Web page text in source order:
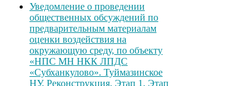
Уведомление о проведении
общественных обсуждений по
предварительным материалам
оценки воздействия на
окружающую среду, по объекту
«НПС МН НКК ЛПДС
«Субханкулово». Туймазинское
НУ. Реконструкция. Этап 1. Этап